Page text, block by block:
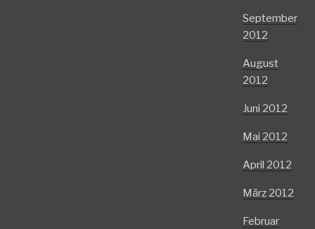
September
2012
August
2012
Juni 2012
Mai 2012
April 2012
März 2012
Februar